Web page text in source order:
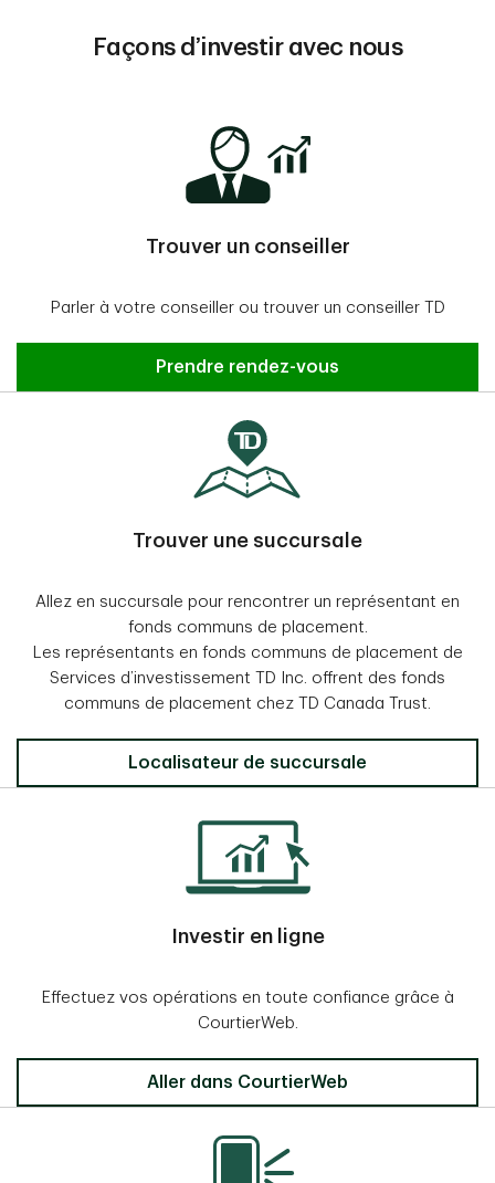
Façons d’investir avec nous
Trouver un conseiller
Parler à votre conseiller ou trouver un conseiller TD
Prendre rendez-vous
Trouver une succursale
Allez en succursale pour rencontrer un représentant en
fonds communs de placement.
Les représentants en fonds communs de placement de
Services d’investissement TD Inc. offrent des fonds
communs de placement chez TD Canada Trust.
Localisateur de succursale
Investir en ligne
Effectuez vos opérations en toute confiance grâce à
CourtierWeb.
Aller dans CourtierWeb